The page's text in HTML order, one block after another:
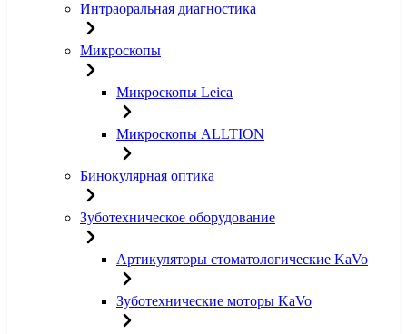
Интраоральная диагностика
Микроскопы
Микроскопы Leica
Микроскопы ALLTION
Бинокулярная оптика
Зуботехническое оборудование
Артикуляторы стоматологические KaVo
Зуботехнические моторы KaVo